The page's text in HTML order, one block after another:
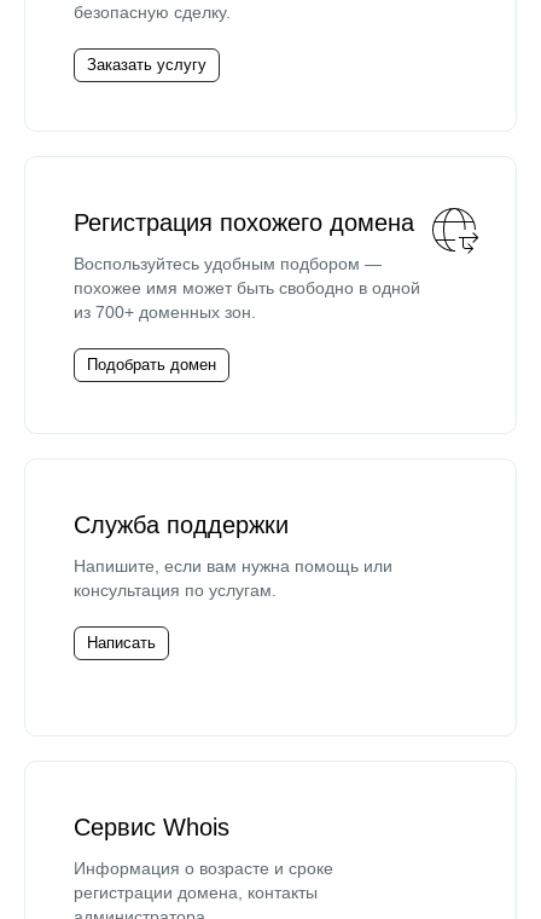
безопасную сделку.
Заказать услугу
Регистрация похожего домена
Воспользуйтесь удобным подбором —
похожее имя может быть свободно в одной
из 700+ доменных зон.
Подобрать домен
Служба поддержки
Напишите, если вам нужна помощь или
консультация по услугам.
Написать
Сервис Whois
Информация о возрасте и сроке
регистрации домена, контакты